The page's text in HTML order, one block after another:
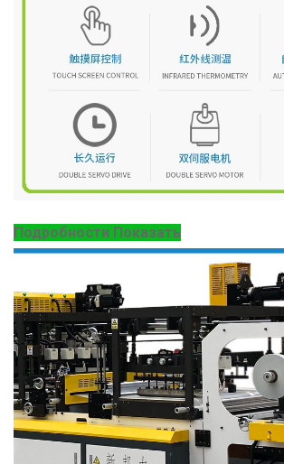
Подробности Показать